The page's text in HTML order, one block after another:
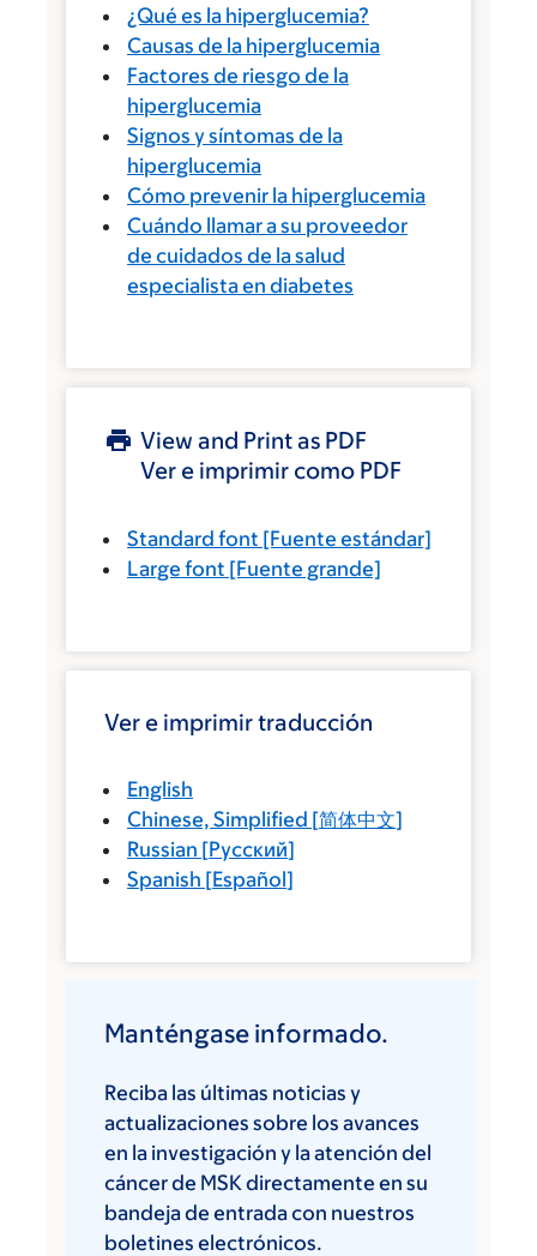
¿Qué es la hiperglucemia?
Causas de la hiperglucemia
Factores de riesgo de la
hiperglucemia
Signos y síntomas de la
hiperglucemia
Cómo prevenir la hiperglucemia
Cuándo llamar a su proveedor
de cuidados de la salud
especialista en diabetes
View and Print as PDF
Ver e imprimir como PDF
Standard font [Fuente estándar]
Large font [Fuente grande]
Ver e imprimir traducción
English
Chinese, Simplified [简体中文]
Russian [Русский]
Spanish [Español]
Manténgase informado.
Reciba las últimas noticias y
actualizaciones sobre los avances
en la investigación y la atención del
cáncer de MSK directamente en su
bandeja de entrada con nuestros
boletines electrónicos.